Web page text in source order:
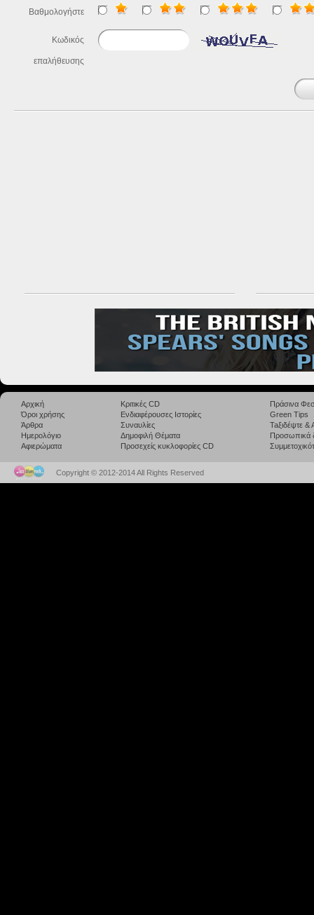
Βαθμολογήστε
Κωδικός
επαλήθευσης
Αρχική
Όροι χρήσης
Άρθρα
Ημερολόγιο
Αφιερώματα
Κριτικές CD
Ενδιαφέρουσες Ιστορίες
Συναυλίες
Δημοφιλή Θέματα
Προσεχείς κυκλοφορίες CD
Πράσινα
Green Tips
Taξιδέψτε
Προσωπικά
Copyright © 2012-2014 All Rights Reserved